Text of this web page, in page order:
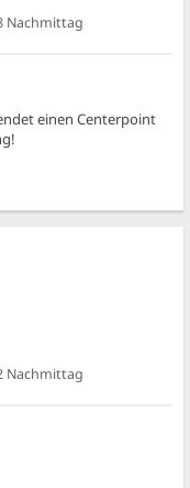
Nachmittag
einen Centerpoint
Nachmittag